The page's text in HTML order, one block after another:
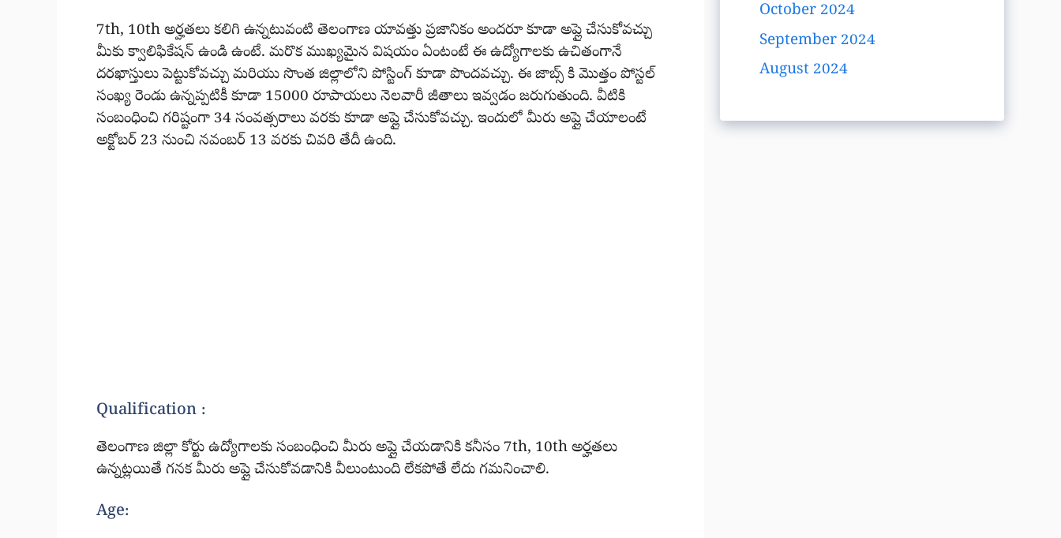
7th, 10th అర్హతలు కలిగి ఉన్నటువంటి తెలంగాణ యావత్తు ప్రజానికం అందరూ కూడా అప్లై చేసుకోవచ్చు
మీకు క్వాలిఫికేషన్ ఉండి ఉంటే. మరొక ముఖ్యమైన విషయం ఏంటంటే ఈ ఉద్యోగాలకు ఉచితంగానే
దరఖాస్తులు పెట్టుకోవచ్చు మరియు సొంత జిల్లాలోని పోస్టింగ్ కూడా పొందవచ్చు. ఈ జాబ్స్ కి మొత్తం పోస్టల్
సంఖ్య రెండు ఉన్నప్పటికీ కూడా 15000 రూపాయలు నెలవారీ జీతాలు ఇవ్వడం జరుగుతుంది. వీటికి
సంబంధించి గరిష్టంగా 34 సంవత్సరాలు వరకు కూడా అప్లై చేసుకోవచ్చు. ఇందులో మీరు అప్లై చేయాలంటే
అక్టోబర్ 23 నుంచి నవంబర్ 13 వరకు చివరి తేదీ ఉంది.
Qualification :
తెలంగాణ జిల్లా కోర్టు ఉద్యోగాలకు సంబంధించి మీరు అప్లై చేయడానికి కనీసం 7th, 10th అర్హతలు
ఉన్నట్లయితే గనక మీరు అప్లై చేసుకోవడానికి వీలుంటుంది లేకపోతే లేదు గమనించాలి.
Age:
October 2024
September 2024
August 2024